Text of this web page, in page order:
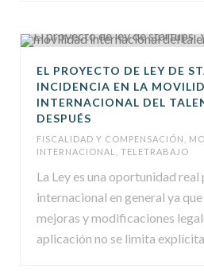
EL PROYECTO DE LEY DE
INCIDENCIA EN LA
INTERNACIONAL DEL
DESPUÉS
FISCALIDAD Y COMPENSACIÓN
INTERNACIONAL
TELETRABAJO
La Ley es una oportunidad
internacional en general ya
mejoras y modificaciones
aplicación no se limita